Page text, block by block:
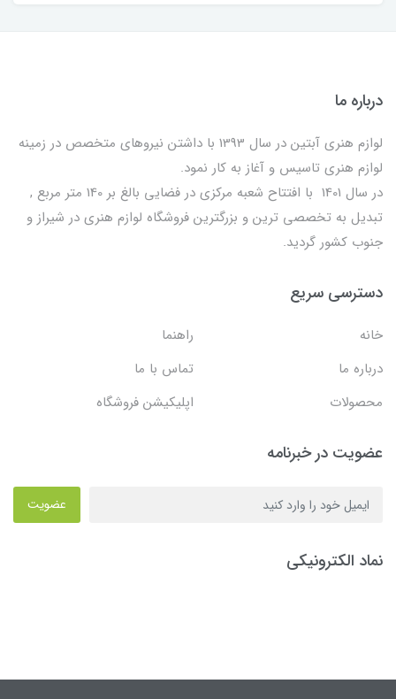
درباره ما
لوازم هنری آبتین در سال 1393 با داشتن نیروهای متخصص در زمینه
لوازم هنری تاسیس و آغاز به کار نمود.
در سال 1401 با افتتاح شعبه مرکزی در فضایی بالغ بر 140 متر مربع ,
تبدیل به تخصصی ترین و بزرگترین فروشگاه لوازم هنری در شیراز و
جنوب کشور گردید.
دسترسی سریع
خانه
راهنما
درباره ما
تماس با ما
محصولات
اپلیکیشن فروشگاه
عضویت در خبرنامه
عضویت
نماد الکترونیکی